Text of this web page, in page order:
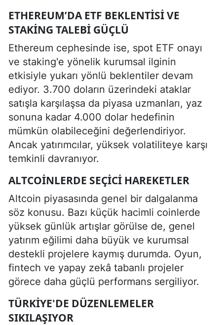
ETHEREUM’DA ETF BEKLENTISI VE
STAKING TALEBI GÜÇLÜ
Ethereum cephesinde ise, spot ETF onayı
ve staking'e yönelik kurumsal ilginin
etkisiyle yukarı yönlü beklentiler devam
ediyor. 3.700 doların üzerindeki ataklar
satışla karşılaşsa da piyasa uzmanları, yaz
sonuna kadar 4.000 dolar hedefinin
mümkün olabileceğini değerlendiriyor.
Ancak yatırımcılar, yüksek volatiliteye karşı
temkinli davranıyor.
ALTCOINLERDE SEÇICI HAREKETLER
Altcoin piyasasında genel bir dalgalanma
söz konusu. Bazı küçük hacimli coinlerde
yüksek günlük artışlar görülse de, genel
yatırım eğilimi daha büyük ve kurumsal
destekli projelere kaymış durumda. Oyun,
fintech ve yapay zekâ tabanlı projeler
görece daha güçlü performans sergiliyor.
TÜRKIYE'DE DÜZENLEMELER
SIKILAŞIYOR